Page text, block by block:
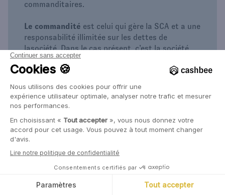
commanditaires.
Le commandité est celui qui gère la SCA et a une
responsabilité illimitée sur les dettes de
lasociété. Dans le cas présent, c’est la société
Merci Prosper.
physiques et morales ayant investi dans la
Foncière / la SCA.
Ce choix de structure permet de contrôler la
société et limiter ainsi au minimum le risque
détenant des parts indivises de personnes